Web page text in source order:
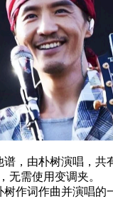
，由朴树演唱，共
无需使用变调夹。
树作词作曲并演唱的